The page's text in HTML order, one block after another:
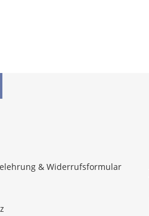
& Widerrufsformular